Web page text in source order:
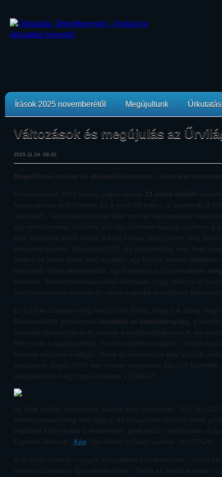
Írások 2025 novemberétől Megújultunk
Változások és megújulás az
2025.11.24. 09:20
Megváltozó arculat és átalakuló tartalom – ilyen lesz
Hírportálunkat 2002 őszén, vagyis immár 23 évvel ezelőtt
folyamatosan működtetjük. Ez a most 68 éves – a Szputnyik–1
számított – űrkorszaknak kicsit több mint az egyharmada!
egy rendszeresen frissített, aktuális űrhíreket magyar nyelven, a
előtt tartásával közlő portál, a blog műfaja pedig szinte még
elkezdett terjedni. Nagyjából 2007 óta gyakorlatilag nem múlt el
amikor ne jelent volna meg legalább egy hírünk, évente általában
hosszabb cikkel jelentkeztünk. Így mostanra archívumunkban
található. Szerénytelenség nélkül állíthatjuk, hogy talán mi is
iránt napjainkban mutatkozó egyre nagyobb érdeklődés
Ez a 23 év azonban elég hosszú idő ahhoz, hogy sok dolog
Mindenekelőtt gyökeresen átalakult az űrtevékenység
: a
dominált szektorban teret nyertek a magánvállalkozások,
Nem csak a nagyhatalmak, hanem kisebb országok – köztük
kiveszik részüket a világűr, illetve az űreszközök által gyűjtött
indulásunk idején, 2002-ben évente világszerte alig 100 különféle
addig idén ez meg fogja közelíteni a 3000-et!
Az űrbe indított objektumok száma éves bontásban, 1957 és
természetesen még nem teljes). Az összesített számok (felső
indításait külön-külön is feltüntették, ezek közül – elsősorban a
Egyesült Államok. (Kép: Our World in Data / adatok: UN OOSA)
A mi erőforrásaink – vagyis lényegében a szabadidőnk – ezzel
harmincszorosára. Épp ellenkezőleg... Pedig az elmúlt években a